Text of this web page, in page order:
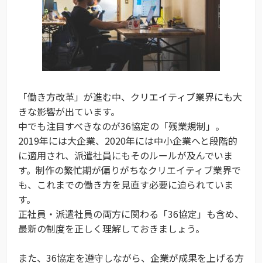
「働き方改革」が進む中、クリエイティブ業界にも大
きな影響が出ています。
中でも注目すべきなのが36協定の「残業規制」。
2019年には大企業、2020年には中小企業へと段階的
に適用され、派遣社員にもそのルールが及んでいま
す。制作の繁忙期が偏りがちなクリエイティブ業界で
も、これまでの働き方を見直す必要に迫られていま
す。
正社員・派遣社員の両方に関わる「36協定」も含め、
最新の制度を正しく理解しておきましょう。
また、36協定を遵守しながら、企業が成果を上げる方